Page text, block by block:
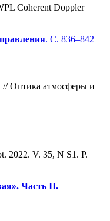
Coherent Doppler
. С. 836–842
// Оптика атмосферы и
2022. V. 35, N S1. P.
Часть II.